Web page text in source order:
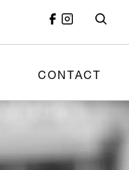
CONTACT